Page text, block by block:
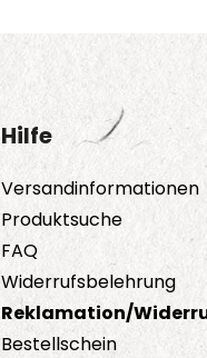
Hilfe
Versandinformationen
Produktsuche
FAQ
Widerrufsbelehrung
Reklamation/
Bestellschein